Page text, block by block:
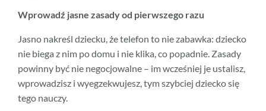
Wprowadź jasne zasady od pierwszego razu
Jasno nakreśl dziecku, że telefon to nie zabawka: dziecko
nie biega z nim po domu i nie klika, co popadnie. Zasady
powinny być nie negocjowalne – im wcześniej je ustalisz,
wprowadzisz i wyegzekwujesz, tym szybciej dziecko się
tego nauczy.